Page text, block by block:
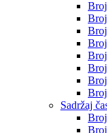
Sadržaj